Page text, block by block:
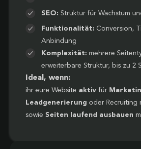
SEO: Struktur für Wachstum
Funktionalität: Conversion,
Anbindung
Komplexität: mehrere
erweiterbare Struktur, bis zu 2
Ideal, wenn:
ihr eure Website aktiv für
Leadgenerierung oder Recruiting
sowie Seiten laufend ausbauen